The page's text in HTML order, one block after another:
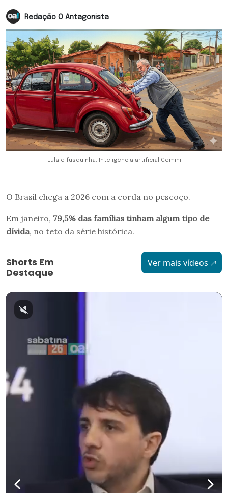
Redação O Antagonista
Lula e fusquinha. Inteligência artificial Gemini
O Brasil chega a 2026 com a corda no pescoço.
Em janeiro, 79,5% das famílias tinham algum tipo de
dívida, no teto da série histórica.
Shorts Em
Destaque
Ver mais vídeos